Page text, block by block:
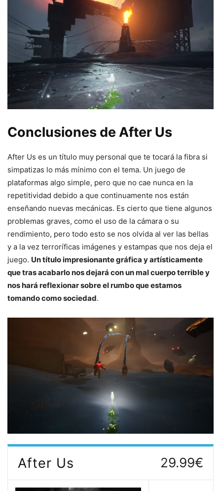
Conclusiones de After Us
After Us es un título muy personal que te tocará la fibra si
simpatizas lo más mínimo con el tema. Un juego de
plataformas algo simple, pero que no cae nunca en la
repetitividad debido a que continuamente nos están
enseñando nuevas mecánicas. Es cierto que tiene algunos
problemas graves, como el uso de la cámara o su
rendimiento, pero todo esto se nos olvida al ver las bellas
y a la vez terroríficas imágenes y estampas que nos deja el
juego. Un título impresionante gráfica y artísticamente
que tras acabarlo nos dejará con un mal cuerpo terrible y
nos hará reflexionar sobre el rumbo que estamos
tomando como sociedad.
After Us 29.99€